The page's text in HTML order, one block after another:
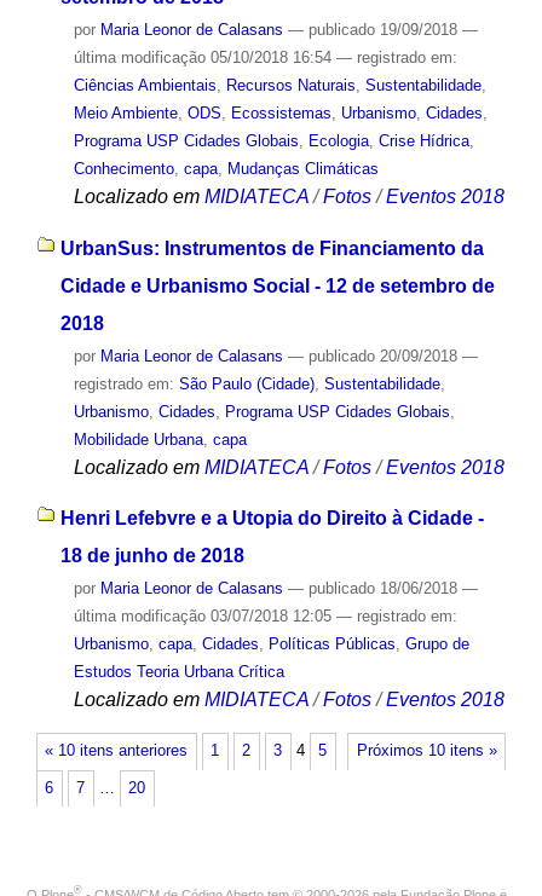
por Maria Leonor de Calasans — publicado19/09/2018 —
última modificação05/10/2018 16:54 — registrado em:
Ciências Ambientais
Recursos Naturais Sustentabilidade,
Meio Ambiente, ODS Ecossistemas Urbanismo, Cidades
Programa USP Cidades Globais
Ecologia, Crise Hídrica,
Conhecimento, capa, Mudanças Climáticas
Localizado em MIDIATECA /Fotos /Eventos 2018
UrbanSus: Instrumentos de Financiamento da
Cidade e Urbanismo Social - 12 de setembro de
2018
por Maria Leonor de Calasans — publicado20/09/2018 —
registrado em: São Paulo (Cidade), Sustentabilidade,
Urbanismo, Cidades Programa USP Cidades Globais
Mobilidade Urbana, capa
Localizado em MIDIATECA /Fotos /Eventos 2018
Henri Lefebvre e a Utopia do Direito à Cidade -
18 de junho de 2018
por Maria Leonor de Calasans — publicado18/06/2018 —
última modificação03/07/2018 12:05 — registrado em:
Urbanismo, capa, Cidades, Políticas Públicas, Grupo de
Estudos Teoria Urbana Crítica
Localizado em MIDIATECA /Fotos /Eventos 2018
« 10 itens anteriores Próximos 10 itens »
1 2 3 4 5
6 7 … 20
®